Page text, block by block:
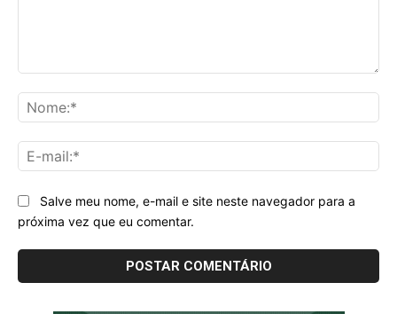
Salve meu nome, e-mail e site neste navegador para a
próxima vez que eu comentar.